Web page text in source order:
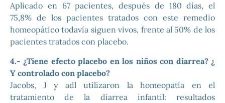
Aplicado en 67 pacientes, después de 180 días, el
75,8% de los pacientes tratados con este remedio
homeopático todavía siguen vivos, frente al 50% de los
pacientes tratados con placebo.
4.- ¿Tiene efecto placebo en los niños con diarrea? ¿
Y controlado con placebo?
Jacobs, J y adl utilizaron la homeopatía en el
tratamiento de la diarrea infantil: resultados